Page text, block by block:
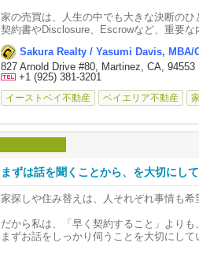
家の売買は、人生の中でも大きな決断のひ
契約書やDisclosure、Escrowなど、重要な
納得したうえで進めることが何より大切で
私はEast Bayで20年以上、不動産売買のお
初めての購入、住み替え、ご売却など、ど
わかりやすくご説明します。
Sakura Realty / Yasumi Davis, MBA/
827 Arnold Drive #80, Martinez, CA, 94553
+1 (925) 381-3201
イーストベイ不動産 ベイエリア不動産
まずは話を聞くことから、を大切にして
家探しや住み替えは、人それぞれ事情も希
だから私は、「早く契約すること」よりも、
まずお話をしっかり伺うことを大切にして